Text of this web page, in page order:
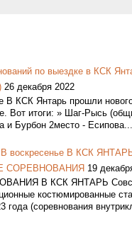
по выездке в КСК
26 декабря 2022
В КСК Янтарь прошли
Вот итоги: » Шаг-Рысь
и Бурбон 2место - Есипова...
В воскресенье В КСК
СОРЕВНОВАНИЯ 19
В КСК ЯНТАРЬ
костюмированные
года (соревнования